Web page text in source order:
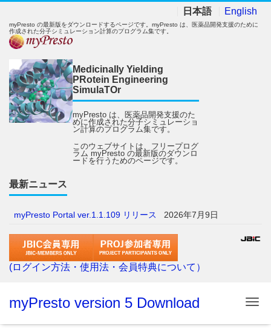
日本語 English
myPresto の最新版をダウンロードするページです。myPresto は、医薬品開発支援のために
作成された分子シミュレーション計算のプログラム集です。
Medicinally Yielding
PRotein Engineering
SimulaTOr
myPresto は、医薬品開発支援のた
めに作成された分子シミュレーショ
ン計算のプログラム集です。
このウェブサイトは、フリープログ
ラム myPresto の最新版のダウンロ
ードを行うためのページです。
最新ニュース
myPresto Portal ver.1.1.109 リリース 2026年7月9日
(ログイン方法・使用法・会員特典について）
myPresto version 5 Download